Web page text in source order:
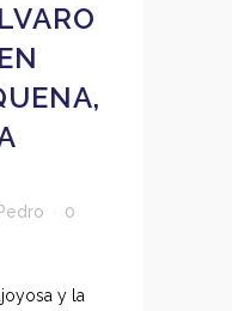
0
y la